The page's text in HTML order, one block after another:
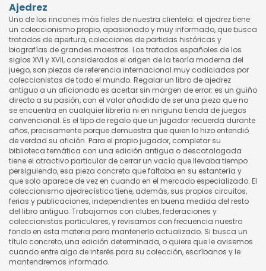
Ajedrez
Uno de los rincones más fieles de nuestra clientela: el ajedrez tiene
un coleccionismo propio, apasionado y muy informado, que busca
tratados de apertura, colecciones de partidas históricas y
biografías de grandes maestros. Los tratados españoles de los
siglos XVI y XVII, considerados el origen de la teoría moderna del
juego, son piezas de referencia internacional muy codiciadas por
coleccionistas de todo el mundo. Regalar un libro de ajedrez
antiguo a un aficionado es acertar sin margen de error: es un guiño
directo a su pasión, con el valor añadido de ser una pieza que no
se encuentra en cualquier librería ni en ninguna tienda de juegos
convencional. Es el tipo de regalo que un jugador recuerda durante
años, precisamente porque demuestra que quien lo hizo entendió
de verdad su afición. Para el propio jugador, completar su
biblioteca temática con una edición antigua o descatalogada
tiene el atractivo particular de cerrar un vacío que llevaba tiempo
persiguiendo, esa pieza concreta que faltaba en su estantería y
que solo aparece de vez en cuando en el mercado especializado. El
coleccionismo ajedrecístico tiene, además, sus propios circuitos,
ferias y publicaciones, independientes en buena medida del resto
del libro antiguo. Trabajamos con clubes, federaciones y
coleccionistas particulares, y revisamos con frecuencia nuestro
fondo en esta materia para mantenerlo actualizado. Si busca un
título concreto, una edición determinada, o quiere que le avisemos
cuando entre algo de interés para su colección, escríbanos y le
mantendremos informado.